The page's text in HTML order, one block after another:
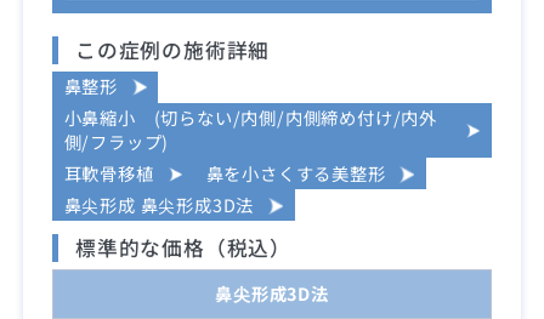
この症例の施術詳細
鼻整形
小鼻縮小 (切らない/内側/内側締め付け/内外
側/フラップ)
耳軟骨移植
鼻を小さくする美整形
鼻尖形成 鼻尖形成3D法
標準的な価格（税込）
鼻尖形成3D法